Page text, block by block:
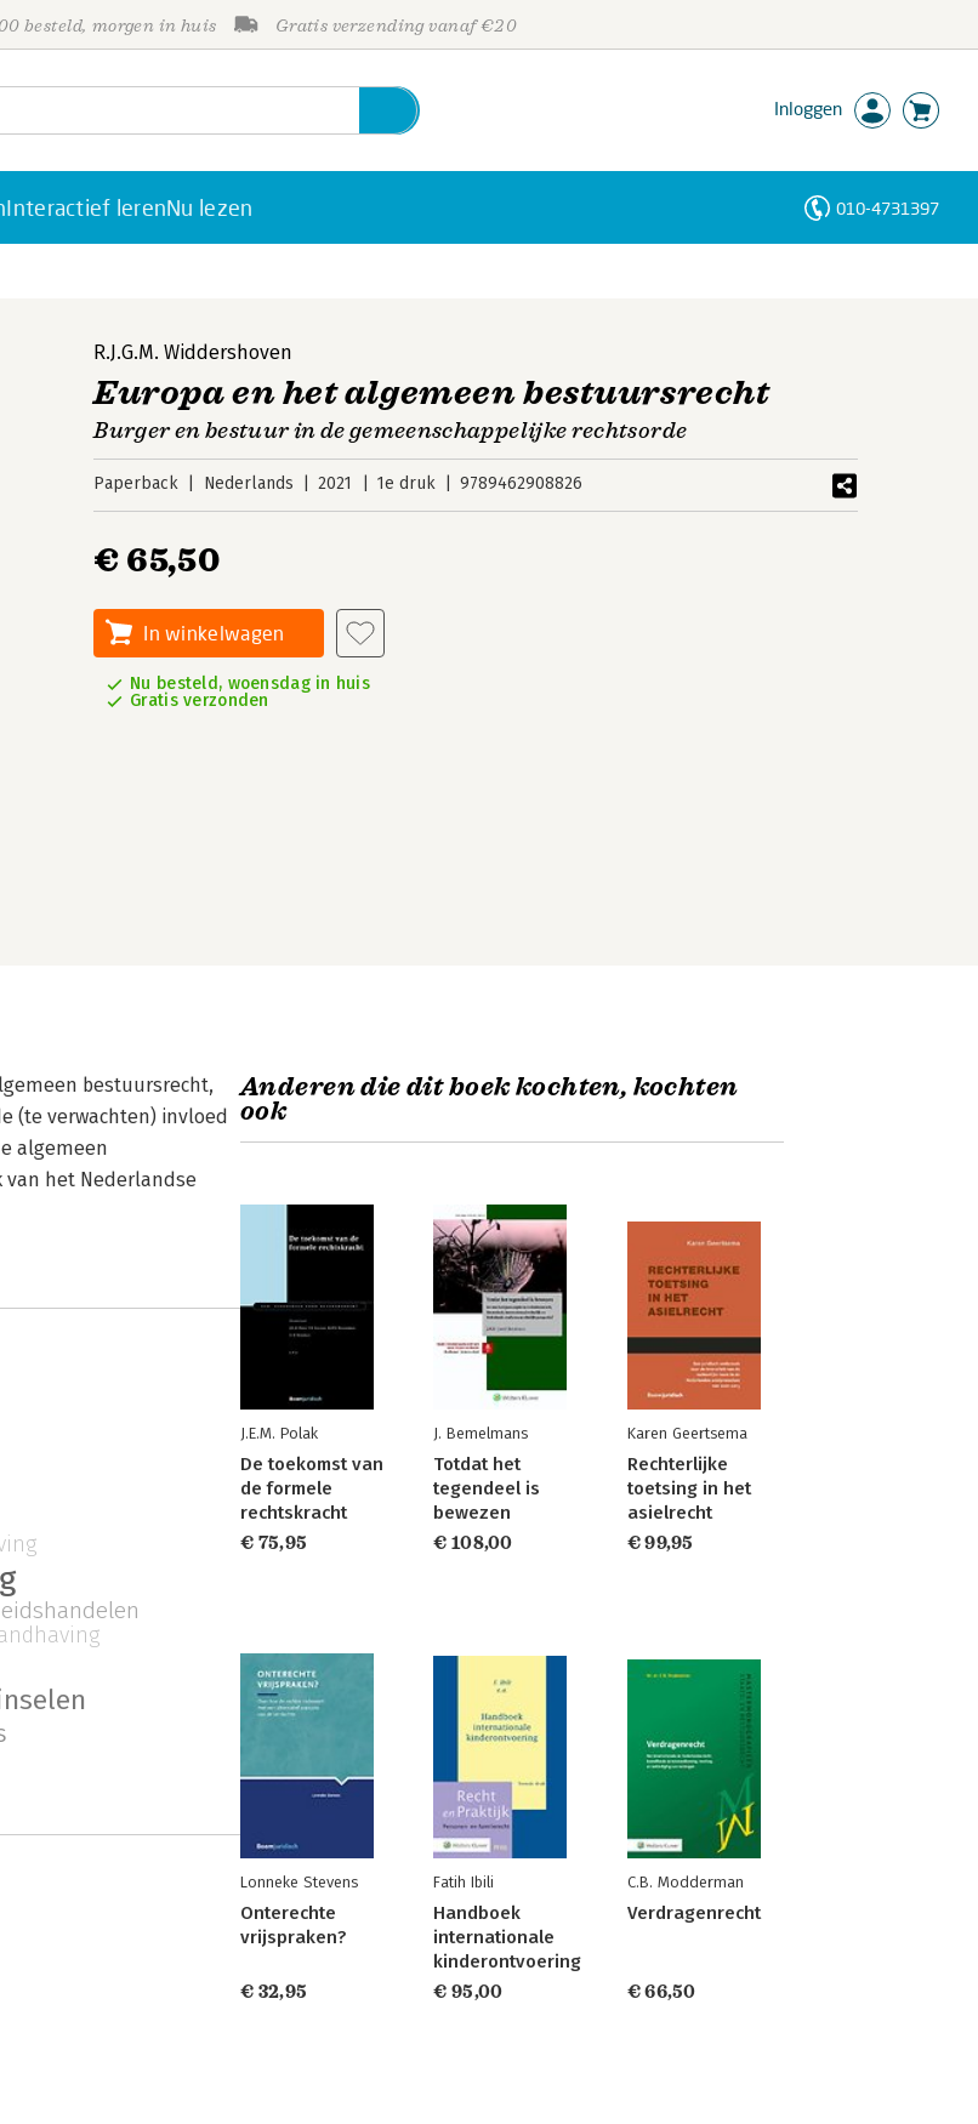
besteld, morgen in huis Gratis verzending vanaf €20
Inloggen
Interactief lerenNu lezen 010-4731397
R.J.G.M. Widdershoven
Europa en het algemeen bestuursrecht
Burger en bestuur in de gemeenschappelijke rechtsorde
Paperback Nederlands 2021 1e druk 9789462908826
€ 65,50
In winkelwagen
Nu besteld, woensdag in huis
Gratis verzonden
bestuursrecht,
(te verwachten) invloed
algemeen
van het Nederlandse
Anderen die dit boek kochten, kochten
ook
J.E.M. Polak
De toekomst van
de formele
rechtskracht
€ 75,95
J. Bemelmans
Totdat het
tegendeel is
bewezen
€ 108,00
Karen Geertsema
Rechterlijke
toetsing in het
asielrecht
€ 99,95
Lonneke Stevens
Onterechte
vrijspraken?
€ 32,95
Fatih Ibili
Handboek
internationale
kinderontvoering
€ 95,00
C.B. Modderman
Verdragenrecht
€ 66,50
Personen